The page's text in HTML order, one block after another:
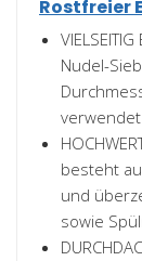
Rostfreier
Nudel-
besteht
und
sowie